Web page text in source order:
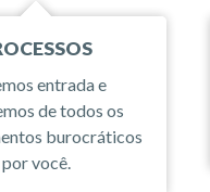
entrada e
de todos os
burocráticos
por você.